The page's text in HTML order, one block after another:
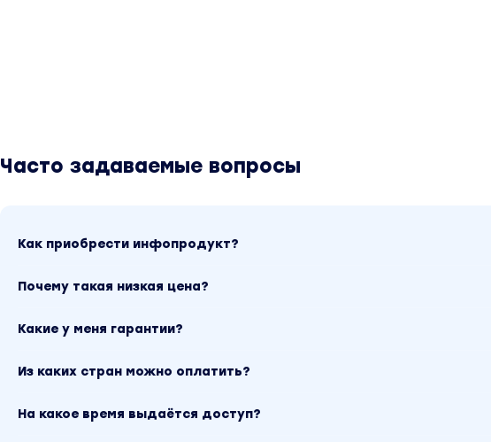
Часто задаваемые вопросы
Как приобрести инфопродукт?
Почему такая низкая цена?
Какие у меня гарантии?
Из каких стран можно оплатить?
На какое время выдаётся доступ?